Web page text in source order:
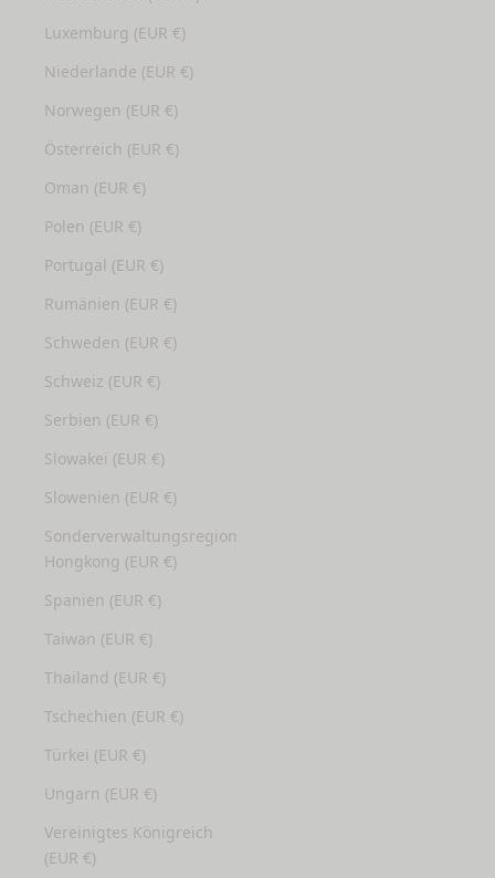
Luxemburg (EUR €)
Niederlande (EUR €)
Norwegen (EUR €)
Österreich (EUR €)
Oman (EUR €)
Polen (EUR €)
Portugal (EUR €)
Rumänien (EUR €)
Schweden (EUR €)
Schweiz (EUR €)
Serbien (EUR €)
Slowakei (EUR €)
Slowenien (EUR €)
Sonderverwaltungsregion
Hongkong (EUR €)
Spanien (EUR €)
Taiwan (EUR €)
Thailand (EUR €)
Tschechien (EUR €)
Türkei (EUR €)
Ungarn (EUR €)
Vereinigtes Königreich
(EUR €)